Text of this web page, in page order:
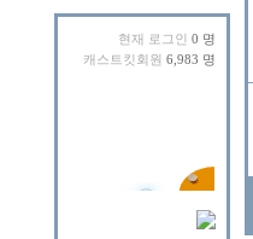
현재 로그인 0 명
캐스트킷회원 6,983 명